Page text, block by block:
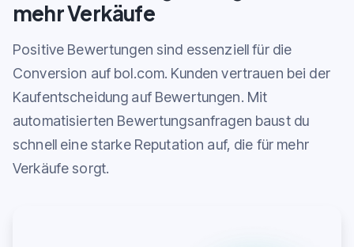
mehr Verkäufe
Positive Bewertungen sind essenziell für die
Conversion auf bol.com. Kunden vertrauen bei der
Kaufentscheidung auf Bewertungen. Mit
automatisierten Bewertungsanfragen baust du
schnell eine starke Reputation auf, die für mehr
Verkäufe sorgt.